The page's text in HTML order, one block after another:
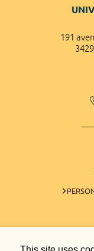
191